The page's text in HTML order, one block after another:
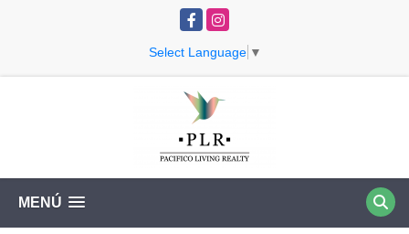
FacebookInstagram
Select Language ▼
MENÚ